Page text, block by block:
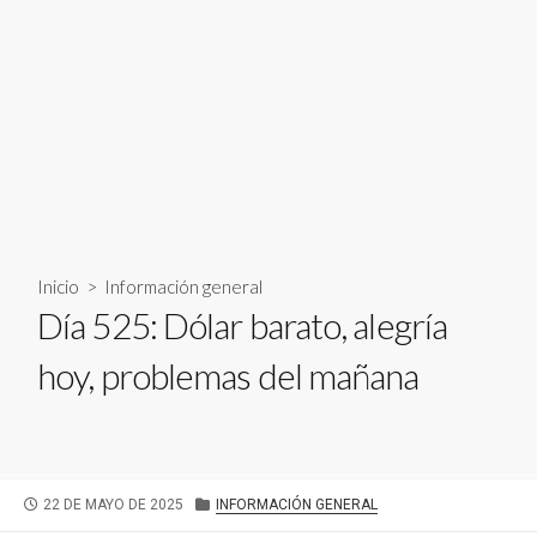
Inicio > Información general
Día 525: Dólar barato, alegría
hoy, problemas del mañana
FECHA
22 DE MAYO DE 2025 CATEGORÍAS
INFORMACIÓN GENERAL